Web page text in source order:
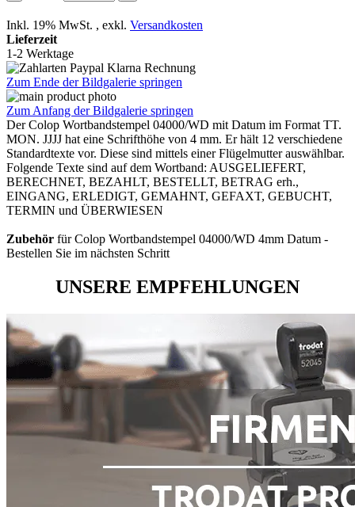
Inkl. 19% MwSt. , exkl. Versandkosten
Lieferzeit
1-2 Werktage
Zum Ende der Bildgalerie springen
Zum Anfang der Bildgalerie springen
Der Colop Wortbandstempel 04000/WD mit Datum im Format TT.
MON. JJJJ hat eine Schrifthöhe von 4 mm. Er hält 12 verschiedene
Standardtexte vor. Diese sind mittels einer Flügelmutter auswählbar.
Folgende Texte sind auf dem Wortband: AUSGELIEFERT,
BERECHNET, BEZAHLT, BESTELLT, BETRAG erh.,
EINGANG, ERLEDIGT, GEMAHNT, GEFAXT, GEBUCHT,
TERMIN und ÜBERWIESEN
Zubehör für Colop Wortbandstempel 04000/WD 4mm Datum -
Bestellen Sie im nächsten Schritt
UNSERE EMPFEHLUNGEN